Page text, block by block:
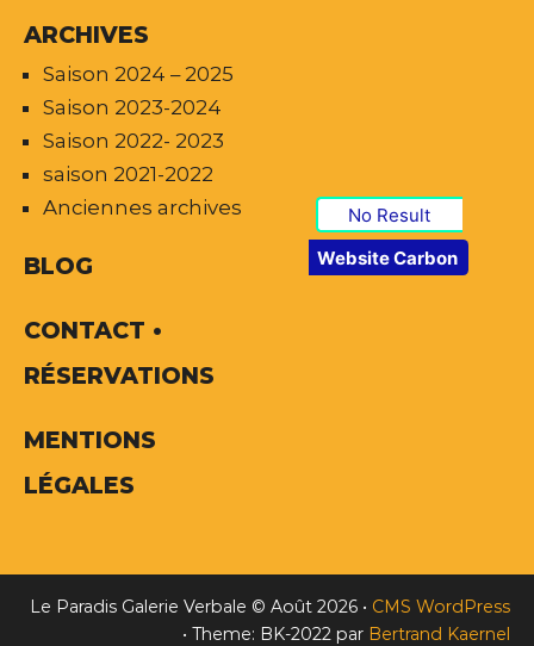
ARCHIVES
Saison 2024 – 2025
Saison 2023-2024
Saison 2022- 2023
saison 2021-2022
Anciennes archives
BLOG
CONTACT •
RÉSERVATIONS
MENTIONS
LÉGALES
No Result
Website Carbon
Le Paradis Galerie Verbale © Août 2026 • CMS WordPress
• Theme: BK-2022 par Bertrand Kaernel